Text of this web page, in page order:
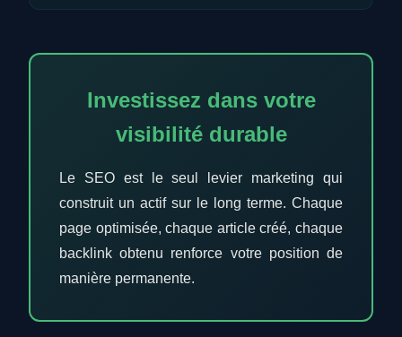
Investissez dans votre
visibilité durable
Le SEO est le seul levier marketing qui
construit un actif sur le long terme. Chaque
page optimisée, chaque article créé, chaque
backlink obtenu renforce votre position de
manière permanente.